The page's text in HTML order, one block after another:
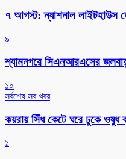
৭ আগস্ট: ন্যাশনাল লাইটহাউস
৯
শ্যামনগরে সিএনআরএসের
১০
সর্বশেষ সব খবর
কয়রায় সিঁধ কেটে ঘরে ঢুকে ওষুধ
১